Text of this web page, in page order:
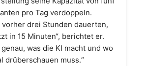
pro Tag verdoppeln.
vorher drei Stunden dauerten,
in 15 Minuten“, berichtet er.
was die KI macht und wo
drüberschauen muss.“